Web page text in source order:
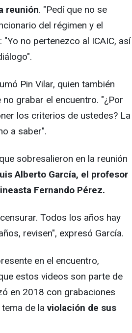
reunión. "Pedí que no se
del régimen y el
no pertenezco al ICAIC, así
Pin Vilar, quien también
grabar el encuentro. "¿Por
los criterios de ustedes? La
a saber".
sobresalieron en la reunión
Alberto García, el profesor
Fernando Pérez.
Todos los años hay
revisen", expresó García.
en el encuentro,
estos videos son parte de
en 2018 con grabaciones
de la violación de sus